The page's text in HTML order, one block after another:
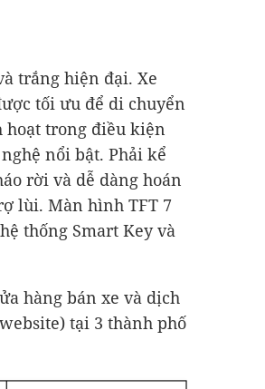
trắng hiện đại. Xe
tối ưu để di chuyển
hoạt trong điều kiện
nổi bật. Phải kể
rời và dễ dàng hoán
lùi. Màn hình TFT 7
thống Smart Key và
hàng bán xe và dịch
tại 3 thành phố